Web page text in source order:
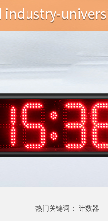
热门关键词： 计数器